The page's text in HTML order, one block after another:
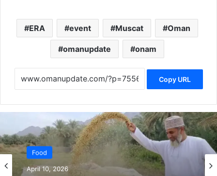
ERA event Muscat Oman
omanupdate onam
Copy URL
Food